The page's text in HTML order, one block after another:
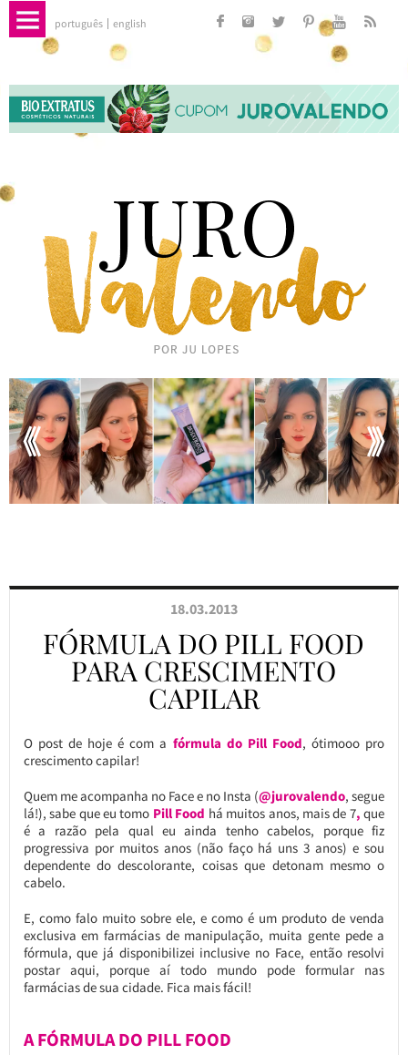
português english
18.03.2013
FÓRMULA DO PILL FOOD
PARA CRESCIMENTO
CAPILAR
O post de hoje é com a fórmula do Pill Food, ótimooo pro
crescimento capilar!
Quem me acompanha no Face e no Insta (@jurovalendo, segue
lá!), sabe que eu tomo Pill Food há muitos anos, mais de 7, que
é a razão pela qual eu ainda tenho cabelos, porque fiz
progressiva por muitos anos (não faço há uns 3 anos) e sou
dependente do descolorante, coisas que detonam mesmo o
cabelo.
E, como falo muito sobre ele, e como é um produto de venda
exclusiva em farmácias de manipulação, muita gente pede a
fórmula, que já disponibilizei inclusive no Face, então resolvi
postar aqui, porque aí todo mundo pode formular nas
farmácias de sua cidade. Fica mais fácil!
A FÓRMULA DO PILL FOOD